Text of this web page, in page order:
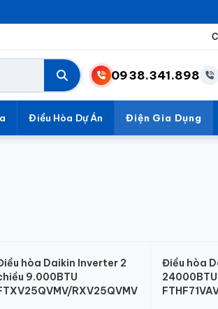
0938.341.898
Điều Hòa Dự Án Điện Gia Dụng
hòa Daikin Inverter 2
9.000BTU
RXV25QVMV
Điều hòa